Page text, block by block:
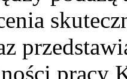
pracy